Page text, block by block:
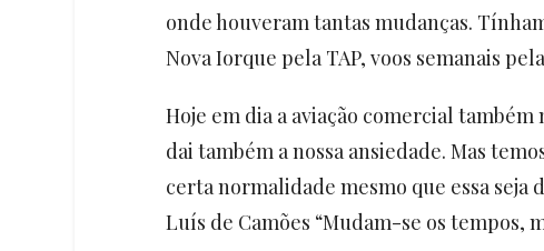
onde houveram tantas mudanças.
Nova Iorque pela TAP, voos semanais
Hoje em dia a aviação comercial
dai também a nossa ansiedade. Mas
certa normalidade mesmo que essa seja
Luís de Camões “Mudam-se os tempos,